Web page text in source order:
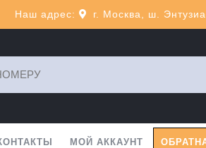
Наш адрес: г. Москва, ш.
МОЙ АККАУНТ